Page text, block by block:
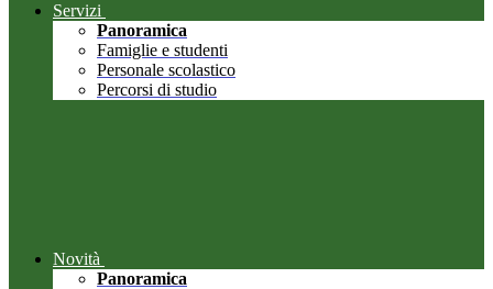
Servizi
Panoramica
Famiglie e studenti
Personale scolastico
Percorsi di studio
Novità
Panoramica